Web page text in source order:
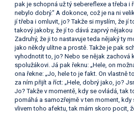
pak je schopná už tý sebereflexe a třeba i
nebylo dobrý.“ A dokonce, což je na ni
jí třeba i omluvit, jo? Takže si myslím, že jí
takový jakoby, že jí to dává zaprvý
Zadruhý, že ji to nastavuje teda nějaký ty
jako někdy ulítne a prostě. Takže je pak
vyhodnotit to, jo? Nebo se nějak zachová
spolužákovi. Já pak řeknu: „Hele, on
ona řekne: „Jo, hele to je fakt. On vlastně
za ním přijít a říct: „Hele, dobrý jako, jo?
Jo? Takže v momentě, kdy se ovládá, tak
pomáhá a samozřejmě v ten moment, kdy
vlivem toho afektu, tak mám skoro pocit,